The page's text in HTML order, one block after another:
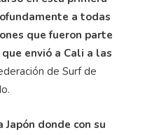
a todas
que fueron parte
envió a Cali a las
de Surf de
donde con su